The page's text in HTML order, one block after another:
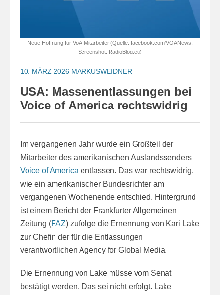
Neue Hoffnung für VoA-Mitarbeiter (Quelle: facebook.com/VOANews,
Screenshot: RadioBlog.eu)
10. MÄRZ 2026 MARKUSWEIDNER
USA: Massenentlassungen bei
Voice of America rechtswidrig
Im vergangenen Jahr wurde ein Großteil der
Mitarbeiter des amerikanischen Auslandssenders
Voice of America entlassen. Das war rechtswidrig,
wie ein amerikanischer Bundesrichter am
vergangenen Wochenende entschied. Hintergrund
ist einem Bericht der Frankfurter Allgemeinen
Zeitung (FAZ) zufolge die Ernennung von Kari Lake
zur Chefin der für die Entlassungen
verantwortlichen Agency for Global Media.
Die Ernennung von Lake müsse vom Senat
bestätigt werden. Das sei nicht erfolgt. Lake